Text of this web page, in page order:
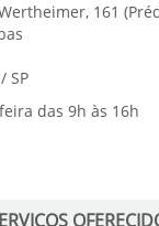
161
SP
das 9h às 16h